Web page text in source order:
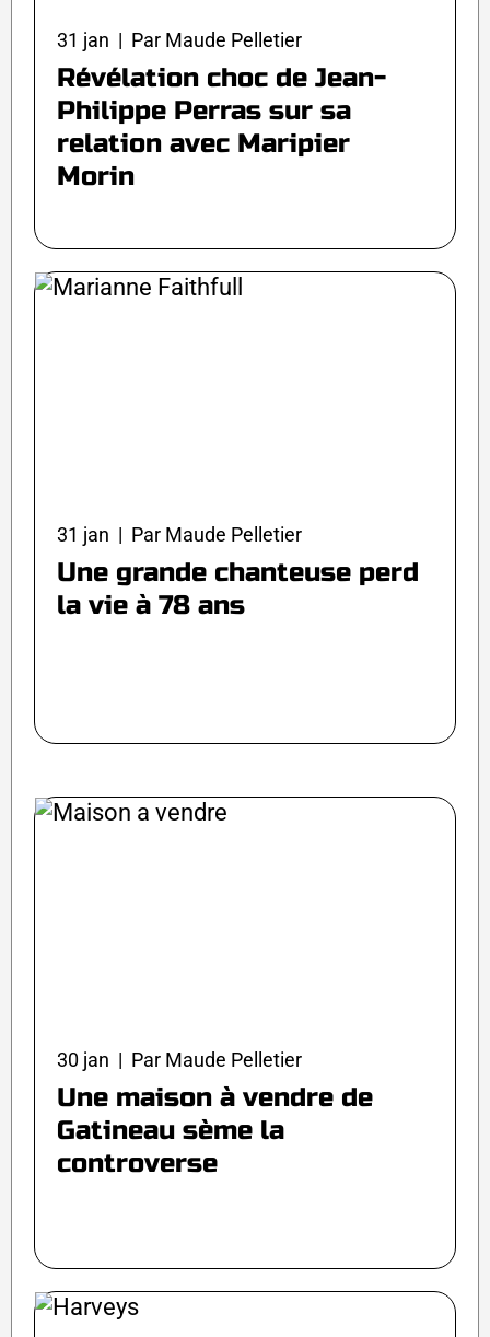
31 jan | Par Maude Pelletier
Révélation choc de Jean-
Philippe Perras sur sa
relation avec Maripier
Morin
31 jan | Par Maude Pelletier
Une grande chanteuse perd
la vie à 78 ans
30 jan | Par Maude Pelletier
Une maison à vendre de
Gatineau sème la
controverse